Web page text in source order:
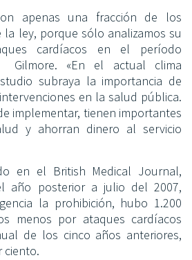
apenas una fracción de los
la ley, porque sólo analizamos su
cardíacos en el período
Gilmore. «En el actual clima
subraya la importancia de
en la salud pública.
implementar, tienen importantes
y ahorran dinero al servicio
en el British Medical Journal,
año posterior a julio del 2007,
la prohibición, hubo 1.200
menos por ataques cardíacos
de los cinco años anteriores,
ciento.